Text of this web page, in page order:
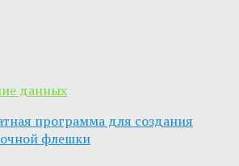
данных
программа для создания
флешки